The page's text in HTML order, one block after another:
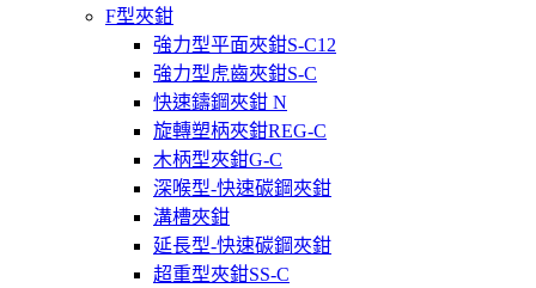
F型夾鉗
強力型平面夾鉗S-C12
強力型虎齒夾鉗S-C
快速鑄鋼夾鉗 N
旋轉塑柄夾鉗REG-C
木柄型夾鉗G-C
深喉型-快速碳鋼夾鉗
溝槽夾鉗
延長型-快速碳鋼夾鉗
超重型夾鉗SS-C